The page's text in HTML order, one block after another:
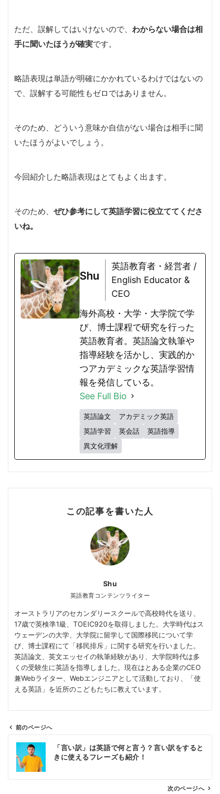
ただ、誤解してはいけないので、 わからない場合は相
手に聞いたほうが確実です。
略語表現は単語が明確にかかれているわけではないの
で、誤解する可能性もゼロではありません。
そのため、どういう意味か自信がない場合は相手に聞
いたほうがよいでしょう。
今回紹介した略語表現はとてもよく出ます。
そのため、 ぜひ参考にして英語学習に役立ててくださ
いね。
Shu
英語教育者・経営者 /
English Educator &
CEO
海外高校・大学・大学院で学
び、博士課程で研究を行った
英語教育者。英語論文執筆や
指導経験を活かし、実践的か
つアカデミックな英語学習情
報を発信している。
See Full Bio
英語論文
アカデミック英語
英語学習
英会話
英語指導
異文化理解
この記事を書いた人
Shu
英語教育コンテンツライター
オーストラリアのセカンダリースクールで高校時代を送り、
17歳で英検準1級、TOEIC920を取得しました。大学時代はス
ウェーデンの大学、大学院に留学して国際移民について学
び、博士課程にて「移民排斥」に関する研究を行いました。
英語論文、英文エッセイの執筆経験があり、大学院時代は多
くの受験生に英語を指導しました。現在はとある企業のCEO
兼Webライター、Webエンジニアとして活動しており、「使
える英語」を近所のこどもたちに教えています。
前のページへ
「言い訳」は英語で何と言う？言い訳をすると
きに使えるフレーズも紹介！
次のページへ